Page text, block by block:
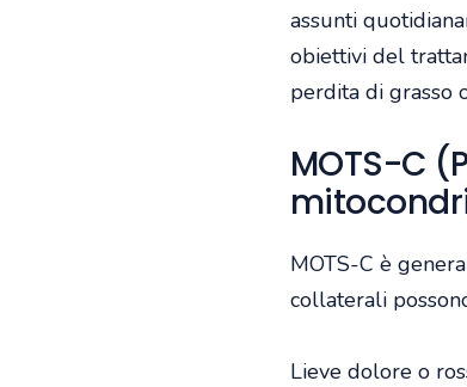
assunti
obiettivi del
perdita di grasso
MOTS-C
MOTS-C è
collaterali
Lieve dolore o